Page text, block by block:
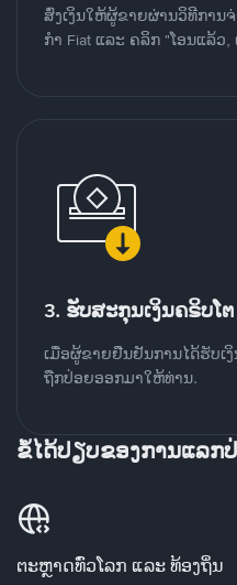
ສົ່ງເງິນໃຫ້ຜູ້ຂາຍຜ່ານວິທີການ
ກໍາ Fiat ແລະ ຄລິກ "ໂອນແລ້ວ,
3. ຮັບສະກຸນເງິນຄຣິບໂຕ
ເມື່ອຜູ້ຂາຍຢືນຢັນການໄດ້ຮັບເ
ຖືກປ່ອຍອອກມາໃຫ້ທ່ານ.
ຂໍ້ໄດ້ປຽບຂອງການແລກ
ຕະຫຼາດທົ່ວໂລກ ແລະ ທ້ອງຖິ່ນ